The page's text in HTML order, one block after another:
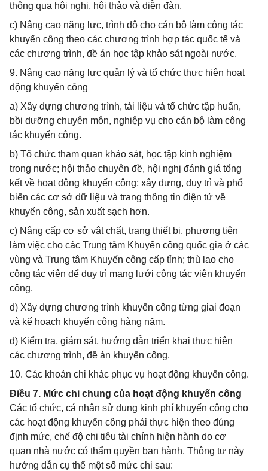
thông qua hội nghị, hội thảo và diễn đàn.
c) Nâng cao năng lực, trình độ cho cán bộ làm công tác
khuyến công theo các chương trình hợp tác quốc tế và
các chương trình, đề án học tập khảo sát ngoài nước.
9. Nâng cao năng lực quản lý và tổ chức thực hiện hoạt
động khuyến công
a) Xây dựng chương trình, tài liệu và tổ chức tập huấn,
bồi dưỡng chuyên môn, nghiệp vụ cho cán bộ làm công
tác khuyến công.
b) Tổ chức tham quan khảo sát, học tập kinh nghiệm
trong nước; hội thảo chuyên đề, hội nghị đánh giá tổng
kết về hoạt động khuyến công; xây dựng, duy trì và phổ
biến các cơ sở dữ liệu và trang thông tin điện tử về
khuyến công, sản xuất sạch hơn.
c) Nâng cấp cơ sở vật chất, trang thiết bị, phương tiện
làm việc cho các Trung tâm Khuyến công quốc gia ở các
vùng và Trung tâm Khuyến công cấp tỉnh; thù lao cho
cộng tác viên để duy trì mạng lưới cộng tác viên khuyến
công.
d) Xây dựng chương trình khuyến công từng giai đoạn
và kế hoạch khuyến công hàng năm.
đ) Kiểm tra, giám sát, hướng dẫn triển khai thực hiện
các chương trình, đề án khuyến công.
10. Các khoản chi khác phục vụ hoạt động khuyến công.
Điều 7. Mức chi chung của hoạt động khuyến công
Các tổ chức, cá nhân sử dụng kinh phí khuyến công cho
các hoạt động khuyến công phải thực hiện theo đúng
định mức, chế độ chi tiêu tài chính hiện hành do cơ
quan nhà nước có thẩm quyền ban hành. Thông tư này
hướng dẫn cụ thể một số mức chi sau: